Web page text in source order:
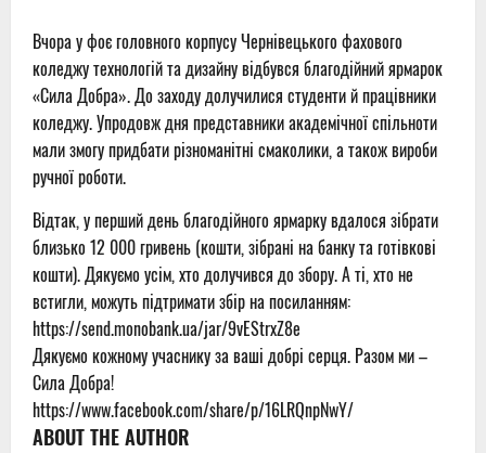
Вчора у фоє головного корпусу Чернівецького фахового
коледжу технологій та дизайну відбувся благодійний ярмарок
«Сила Добра». До заходу долучилися студенти й працівники
коледжу. Упродовж дня представники академічної спільноти
мали змогу придбати різноманітні смаколики, а також вироби
ручної роботи.
Відтак, у перший день благодійного ярмарку вдалося зібрати
близько 12 000 гривень (кошти, зібрані на банку та готівкові
кошти). Дякуємо усім, хто долучився до збору. А ті, хто не
встигли, можуть підтримати збір на посиланням:
https://send.monobank.ua/jar/9vEStrxZ8e
Дякуємо кожному учаснику за ваші добрі серця. Разом ми –
Сила Добра!
https://www.facebook.com/share/p/16LRQnpNwY/
ABOUT THE AUTHOR